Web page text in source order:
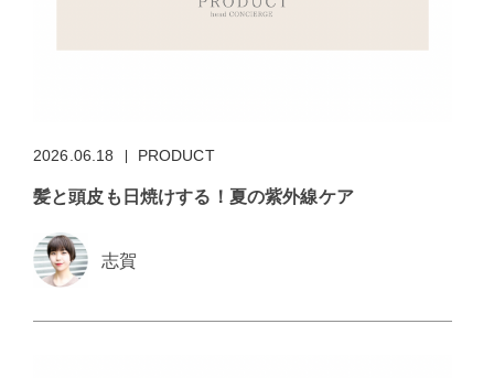
2026.06.18 PRODUCT
髪と頭皮も日焼けする！夏の紫外線ケア
志賀